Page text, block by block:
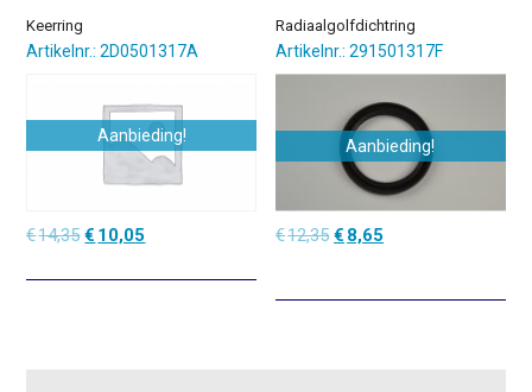
Keerring
Artikelnr.: 2D0501317A
Aanbieding!
€14,35Oorspronkelijke
was:
€ 10,05
is:
Radiaalgolfdichtring
Artikelnr.: 291501317F
Aanbieding!
€12,35 Oorspronkelijke
€12,35.
€ 8,65
€8,65.